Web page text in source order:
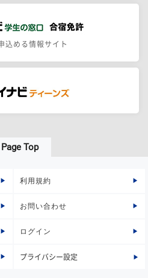
込める情報サイト
Page Top
利用規約
お問い合わせ
ログイン
プライバシー設定